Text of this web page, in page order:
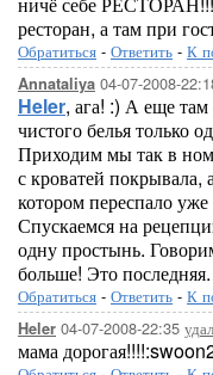
ресторан, а там при
Обратиться - Ответить - К
Annataliya 04-07-2008-
Heler, ага! :) А еще
чистого белья только
Приходим мы так в
с кроватей покрывала,
котором переспало
Спускаемся на
одну простынь.
больше! Это последняя.
Обратиться - Ответить - К
Heler 04-07-2008-22:35
мама